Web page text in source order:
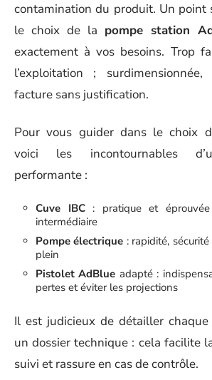
contamination du produit. Un point
le choix de la pompe station
exactement à vos besoins. Trop
l’exploitation ;
facture sans justification.
Pour vous guider dans le choix
voici les incontournables
performante :
Cuve IBC: pratique et
intermédiaire
Pompe électrique : rapidité,
plein
Pistolet AdBlue adapté :
pertes et éviter les projections
Il est judicieux de détailler
un dossier technique : cela facilite
suivi et rassure en cas de contrôle.